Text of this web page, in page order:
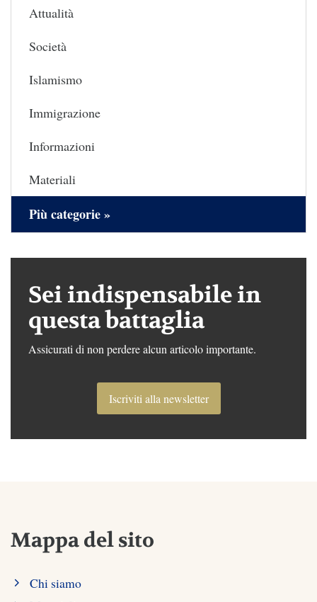
Attualità
Società
Islamismo
Immigrazione
Informazioni
Materiali
Più categorie »
Sei indispensabile in
questa battaglia
Assicurati di non perdere alcun articolo importante.
Iscriviti alla newsletter
Mappa del sito
Chi siamo